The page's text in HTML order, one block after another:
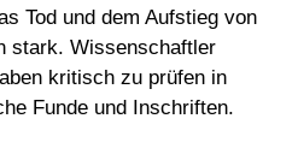
Tod und dem Aufstieg von
stark. Wissenschaftler
kritisch zu prüfen in
Funde und Inschriften.